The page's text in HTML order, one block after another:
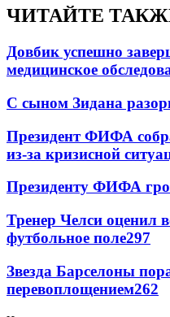
ЧИТАЙТЕ
Довбик успешно
медицинское
С сыном Зидана
Президент ФИФА
из-за кризисной
Президенту ФИФА
Тренер Челси оценил
футбольное поле297
Звезда Барселоны
перевоплощением262